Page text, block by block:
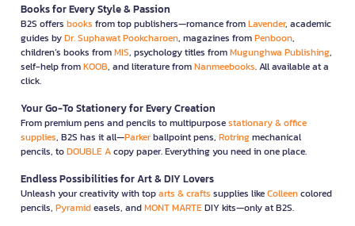
Books for Every Style & Passion
B2S offers books from top publishers—romance fromLavender, academic
guides byDr. Suphawat Pookcharoen, magazines fromPenboon,
children’s books fromMIS, psychology titles fromMugunghwa Publishing,
self-help fromKOOB, and literature fromNanmeebooks. All available at a
click.
Your Go-To Stationery for Every Creation
From premium pens and pencils to multipurposestationary & office
supplies, B2S has it all—Parkerballpoint pens, Rotringmechanical
pencils, toDOUBLE Acopy paper. Everything you need in one place.
Endless Possibilities for Art & DIY Lovers
Unleash your creativity with toparts & crafts supplies likeColleencolored
pencils, Pyramideasels, andMONT MARTEDIY kits—only at B2S.